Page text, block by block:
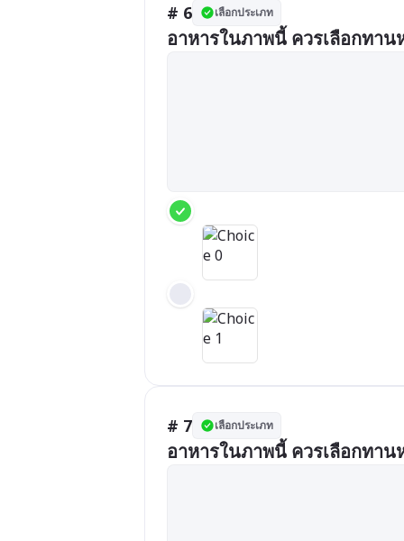
# 6 เลือกประเภท
อาหารในภาพนี้ ควรเลือกทาน
# 7 เลือกประเภท
อาหารในภาพนี้ ควรเลือกทาน